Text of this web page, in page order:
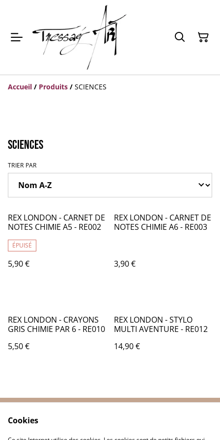
Accueil / Produits / SCIENCES
SCIENCES
TRIER PAR
REX LONDON - CARNET DE
NOTES CHIMIE A5 - RE002
ÉPUISÉ
5,90 €
REX LONDON - CARNET DE
NOTES CHIMIE A6 - RE003
3,90 €
REX LONDON - CRAYONS
GRIS CHIMIE PAR 6 - RE010
5,50 €
REX LONDON - STYLO
MULTI AVENTURE - RE012
14,90 €
Politique de
Politique de cookies
Cookies